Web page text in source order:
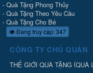
- Quà Tặng Phong Thủy
- Quà Tặng Theo Yêu Cầu
- Quà Tặng Cho Bé
Đang truy cập: 347
CÔNG TY CHỦ QUẢN
THẾ GIỚI QUÀ TẶNG (QUÀ